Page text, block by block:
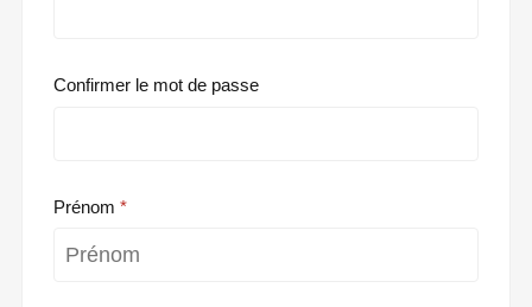
Confirmer le mot de passe
Prénom